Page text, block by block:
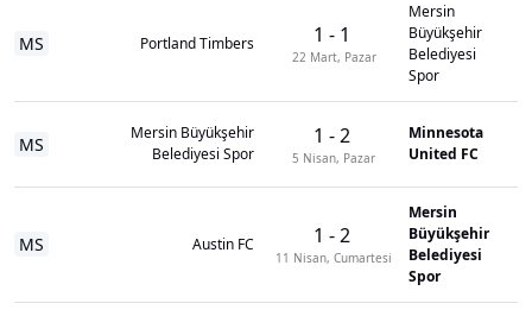
MS Portland Timbers 1 - 1
22 Mart, Pazar
Mersin
Büyükşehir
Belediyesi
Spor
MS
Mersin Büyükşehir
Belediyesi Spor
1 -2
5 Nisan, Pazar
Minnesota
United FC
MS Austin FC 1 -2
11 Nisan, Cumartesi
Mersin
Büyükşehir
Belediyesi
Spor